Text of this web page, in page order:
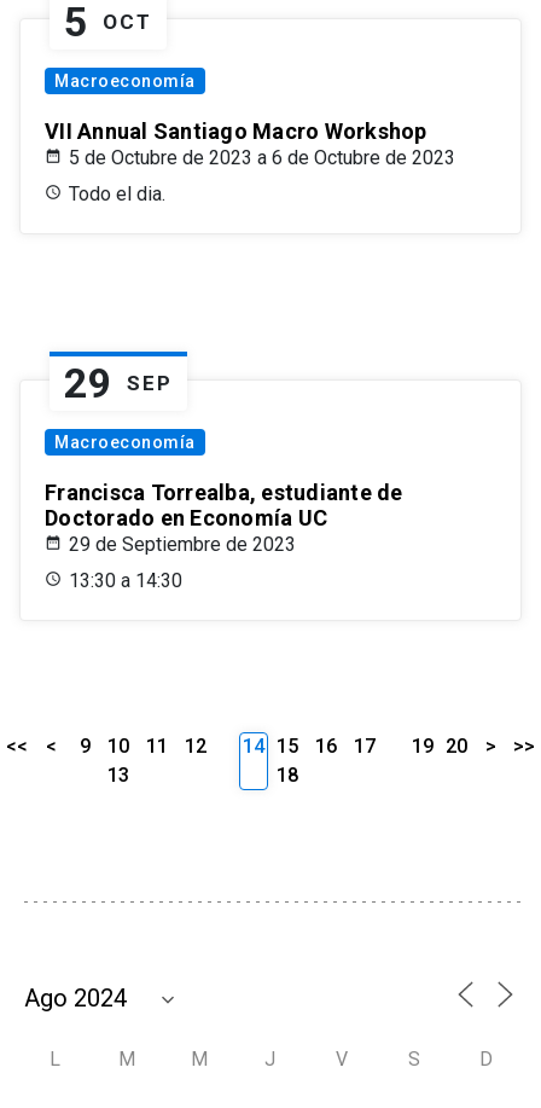
5 OCT
Macroeconomía
VII Annual Santiago Macro Workshop
5 de Octubre de 2023 a 6 de Octubre de 2023
Todo el dia.
29 SEP
Macroeconomía
Francisca Torrealba, estudiante de
Doctorado en Economía UC
29 de Septiembre de 2023
13:30 a 14:30
<< < 9 10 11
12
13
14 15 16
17
18
19 20 > >>
L M M J V S D